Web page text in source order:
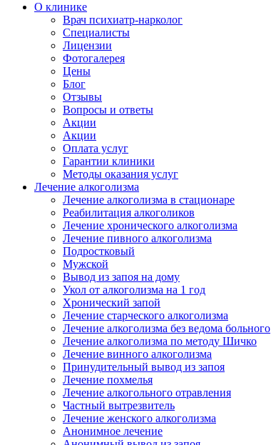
О клинике
Врач психиатр-нарколог
Специалисты
Лицензии
Фотогалерея
Цены
Блог
Отзывы
Вопросы и ответы
Акции
Акции
Оплата услуг
Гарантии клиники
Методы оказания услуг
Лечение алкоголизма
Лечение алкоголизма в стационаре
Реабилитация алкоголиков
Лечение хронического алкоголизма
Лечение пивного алкоголизма
Подростковый
Мужской
Вывод из запоя на дому
Укол от алкоголизма на 1 год
Хронический запой
Лечение старческого алкоголизма
Лечение алкоголизма без ведома больного
Лечение алкоголизма по методу Шичко
Лечение винного алкоголизма
Принудительный вывод из запоя
Лечение похмелья
Лечение алкогольного отравления
Частный вытрезвитель
Лечение женского алкоголизма
Анонимное лечение